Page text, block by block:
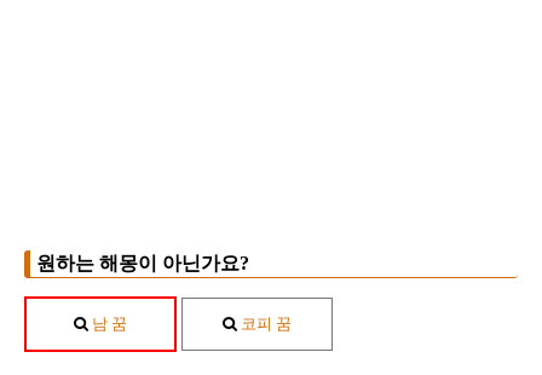
원하는 해몽이 아닌가요?
남 꿈 코피 꿈